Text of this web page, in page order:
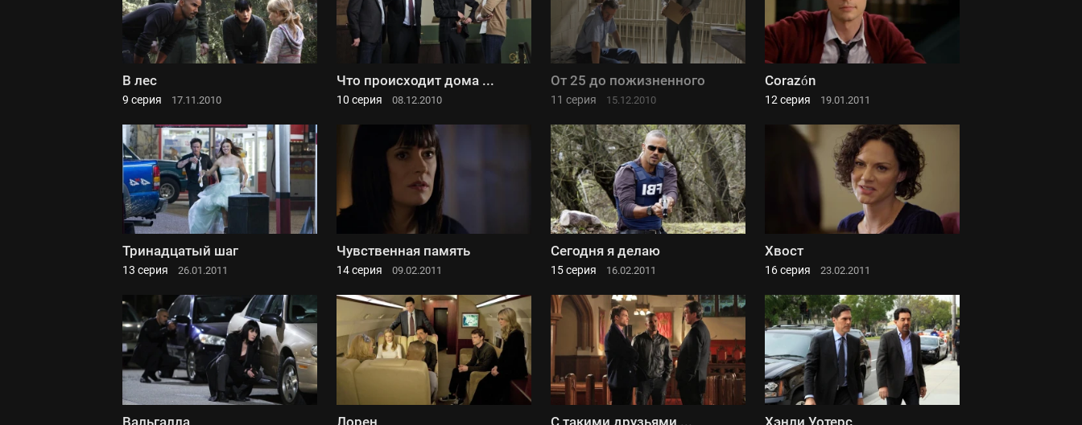
В лес
9 серия 17.11.2010
Что происходит дома ...
10 серия 08.12.2010
От 25 до пожизненного
11 серия 15.12.2010
Corazón
12 серия 19.01.2011
Тринадцатый шаг
13 серия 26.01.2011
Чувственная память
14 серия 09.02.2011
Сегодня я делаю
15 серия 16.02.2011
Хвост
16 серия 23.02.2011
Вальгалла Лорен С такими друзьями ... Хэнли Уотерс